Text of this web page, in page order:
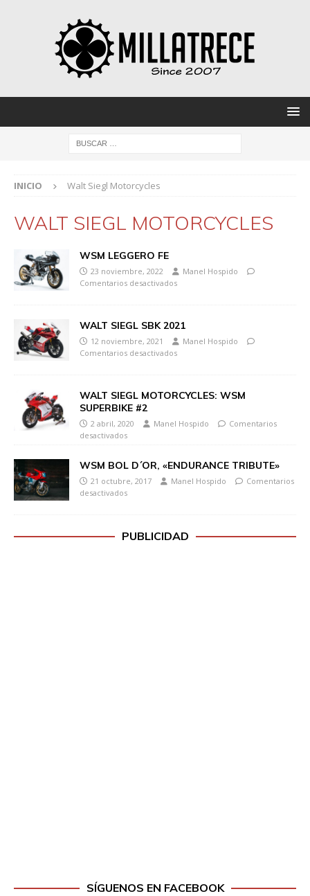
INICIO Walt Siegl Motorcycles
WALT SIEGL MOTORCYCLES
WSM LEGGERO FE
23 noviembre, 2022
Manel Hospido
Comentarios desactivados
WALT SIEGL SBK 2021
12 noviembre, 2021
Manel Hospido
Comentarios desactivados
WALT SIEGL MOTORCYCLES: WSM
SUPERBIKE #2
2 abril, 2020 Manel Hospido
Comentarios
desactivados
WSM BOL D´OR, «ENDURANCE TRIBUTE»
21 octubre, 2017 Manel Hospido
Comentarios
desactivados
PUBLICIDAD
SÍGUENOS EN FACEBOOK